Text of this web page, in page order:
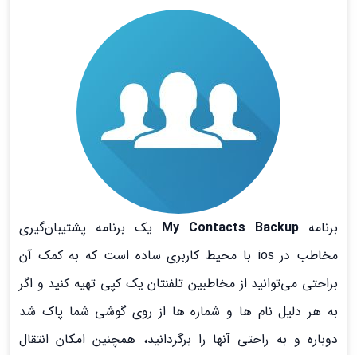
برنامه My Contacts Backup یک برنامه پشتیبان‌گیری
مخاطب در ios با محیط کاربری ساده است که به کمک آن
براحتی می‌توانید از مخاطبین تلفنتان یک کپی تهیه کنید و اگر
به هر دلیل نام ها و شماره ها از روی گوشی شما پاک شد
دوباره و به راحتی آنها را برگردانید، همچنین امکان انتقال